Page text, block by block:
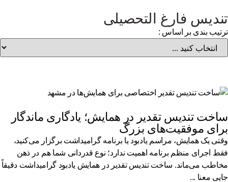
فارغ التحصیلی
بندی بر اساس :
تندیس تقدیر در همایش؛ یادگاری ماندگار
موفقیت‌های بزرگ
یک همایش، مراسم یادبود یا برنامه گرامیداشت برگزار می‌کنید،
اجرای منظم برنامه اهمیت ندارد؛ نوع قدردانی شما هم در ذهن
می‌ماند. ساخت تندیس تقدیر در همایش یادبود گرامیداشت دقیقاً
معنا ...